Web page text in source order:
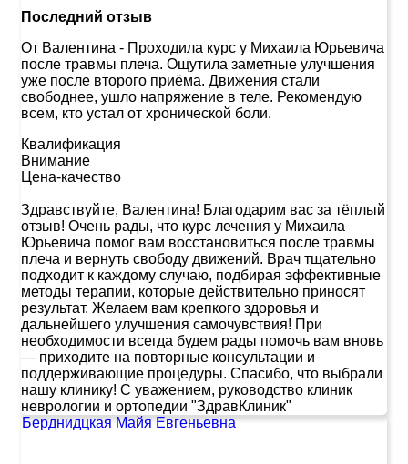
Последний отзыв
От Валентина - Проходила курс у Михаила Юрьевича
после травмы плеча. Ощутила заметные улучшения
уже после второго приёма. Движения стали
свободнее, ушло напряжение в теле. Рекомендую
всем, кто устал от хронической боли.
Квалификация
Внимание
Цена-качество
Здравствуйте, Валентина! Благодарим вас за тёплый
отзыв! Очень рады, что курс лечения у Михаила
Юрьевича помог вам восстановиться после травмы
плеча и вернуть свободу движений. Врач тщательно
подходит к каждому случаю, подбирая эффективные
методы терапии, которые действительно приносят
результат. Желаем вам крепкого здоровья и
дальнейшего улучшения самочувствия! При
необходимости всегда будем рады помочь вам вновь
— приходите на повторные консультации и
поддерживающие процедуры. Спасибо, что выбрали
нашу клинику! С уважением, руководство клиник
неврологии и ортопедии "ЗдравКлиник"
Берднидцкая Майя Евгеньевна